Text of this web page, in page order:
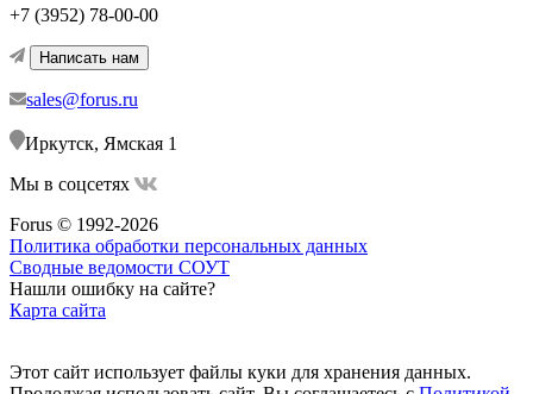
+7 (3952) 78-00-00
Написать нам
sales@forus.ru
Иркутск, Ямская 1
Мы в соцсетях
Forus © 1992-2026
Политика обработки персональных данных
Сводные ведомости СОУТ
Нашли ошибку на сайте?
Карта сайта
Этот сайт использует файлы куки для хранения данных.